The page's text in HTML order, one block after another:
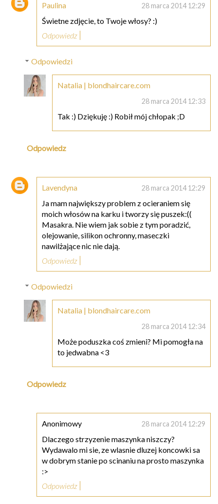
Paulina 28 marca 2014 12:29
Świetne zdjęcie, to Twoje włosy? :)
Odpowiedz
Odpowiedzi
Natalia | blondhaircare.com
28 marca 2014 12:33
Tak :) Dziękuję :) Robił mój chłopak ;D
Odpowiedz
Lavendyna 28 marca 2014 12:29
Ja mam największy problem z ocieraniem się
moich włosów na karku i tworzy się puszek:((
Masakra. Nie wiem jak sobie z tym poradzić,
olejowanie, silikon ochronny, maseczki
nawilżające nic nie dają.
Odpowiedz
Odpowiedzi
Natalia | blondhaircare.com
28 marca 2014 12:34
Może poduszka coś zmieni? Mi pomogła na
to jedwabna <3
Odpowiedz
Anonimowy 28 marca 2014 12:29
Dlaczego strzyzenie maszynka niszczy?
Wydawalo mi sie, ze wlasnie dluzej koncowki sa
w dobrym stanie po scinaniu na prosto maszynka
:>
Odpowiedz